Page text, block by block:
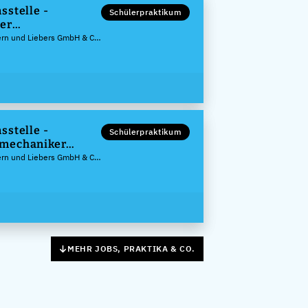
-
(m/w/d)
und Liebers GmbH & Co.
Schülerpraktikum
-
und Liebers GmbH & Co.
Schülerpraktikum
MEHR JOBS, PRAKTIKA & CO.